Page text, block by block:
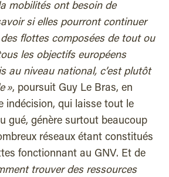
mobilités ont besoin de
si elles pourront continuer
flottes composées de tout ou
les objectifs européens
au niveau national, c’est plutôt
», poursuit Guy Le Bras, en
indécision, qui laisse tout le
gué, génère surtout beaucoup
réseaux étant constitués
fonctionnant au GNV. Et de
trouver des ressources